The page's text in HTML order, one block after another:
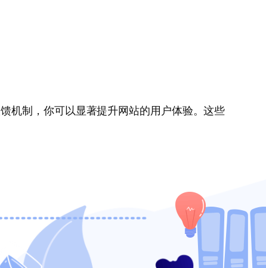
机制，你可以显著提升网站的用户体验。这些